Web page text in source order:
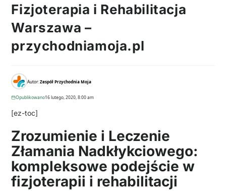
Fizjoterapia i Rehabilitacja
Warszawa –
przychodniamoja.pl
Autor:Zespół Przychodnia Moja
Opublikowano16 lutego, 2020, 8:00 am
[ez-toc]
Zrozumienie i Leczenie
Złamania Nadkłykciowego:
kompleksowe podejście w
fizjoterapii i rehabilitacji